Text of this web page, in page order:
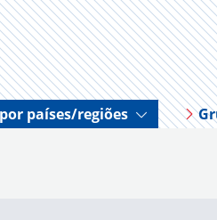
países/regiões